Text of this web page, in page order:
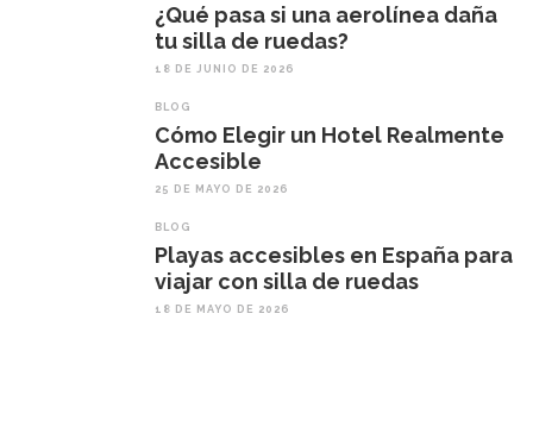
¿Qué pasa si una aerolínea daña
tu silla de ruedas?
18 DE JUNIO DE 2026
BLOG
Cómo Elegir un Hotel Realmente
Accesible
25 DE MAYO DE 2026
BLOG
Playas accesibles en España para
viajar con silla de ruedas
18 DE MAYO DE 2026